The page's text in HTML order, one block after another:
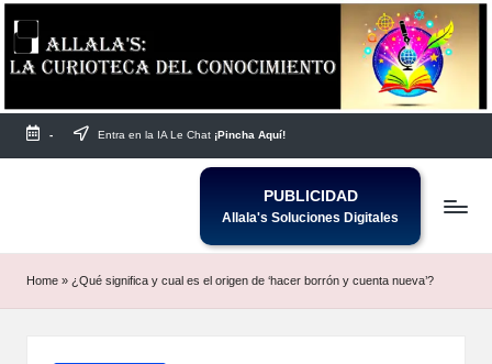
Saltar
al
- Entra en la IA Le Chat ¡Pincha Aquí!
PUBLICIDAD
Allala's Soluciones Digitales
Home » ¿Qué significa y cual es el origen de ‘hacer borrón y cuenta nueva’?